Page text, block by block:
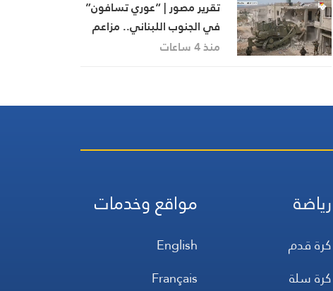
تقرير مصور | “عوري تسافون”
في الجنوب اللبناني.. مزاعم
توراتية تواكب أطماع الاحتلال
منذ 4 ساعات
رياضة
كرة قدم
كرة سلة
مواقع وخدمات
English
Français